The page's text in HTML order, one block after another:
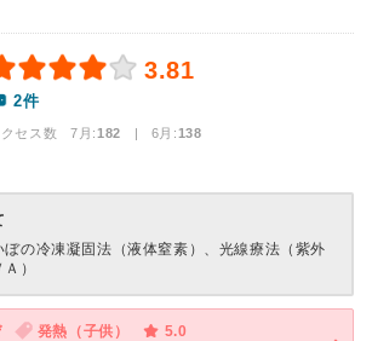
3.81
2件
クセス数 7月:182 | 6月:138
ぼの冷凍凝固法（液体窒素）、光線療法（紫外
）
発熱（子供）
5.0